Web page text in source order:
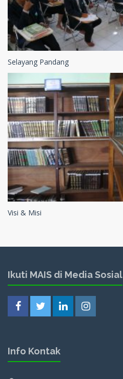
Selayang Pandang
Visi & Misi
Ikuti MAIS di Media Sosial
Info Kontak